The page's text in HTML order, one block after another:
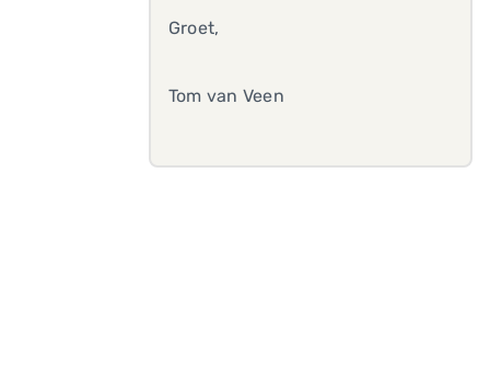
Groet,
Tom van Veen